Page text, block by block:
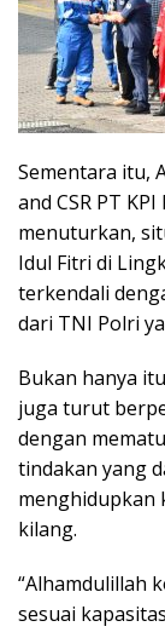
Sementara itu,
and CSR PT
menuturkan,
Idul Fitri di
terkendali
dari TNI Polri
Bukan hanya
juga turut
dengan
tindakan yang
menghidupkan
kilang.
“Alhamdulillah
sesuai